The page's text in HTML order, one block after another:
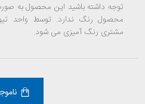
توجه داشته باشید این محصول به
محصول رنگ ندارد. توسط واحد
مشتری رنگ آمیزی می شود.